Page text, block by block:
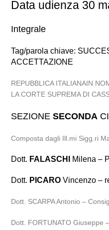
Data udienza 30
Integrale
Tag/parola chiave:
ACCETTAZIONE
REPUBBLICA ITALIANAIN
LA CORTE SUPREMA DI
SEZIONESECONDA
Composta dagli Ill.mi Sigg.ri
Dott. FALASCHI Milena –
Dott. PICARO Vincenzo –
Dott. SCARPA Antonio –
Dott. FORTUNATO Giuseppe